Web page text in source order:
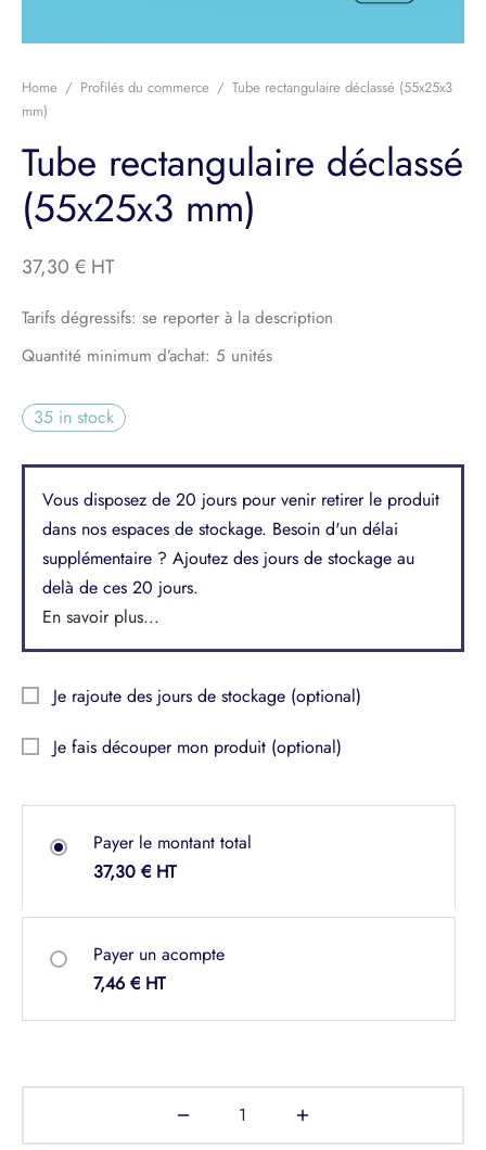
Home / Profilés du commerce / Tube rectangulaire déclassé (55x25x3
mm)
Tube rectangulaire déclassé
(55x25x3 mm)
37,30 €
Tarifs dégressifs: se reporter à la description
Quantité minimum d’achat: 5 unités
35 in stock
Vous disposez de 20 jours pour venir retirer le produit
dans nos espaces de stockage. Besoin d'un délai
supplémentaire ? Ajoutez des jours de stockage au
delà de ces 20 jours.
En savoir plus...
Je rajoute des jours de stockage (optional)
Je fais découper mon produit (optional)
Payer le montant total
37,30 €
Payer un acompte
7,46 €
et Équipement
divers